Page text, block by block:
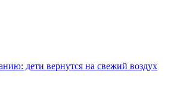
дети вернутся на свежий воздух